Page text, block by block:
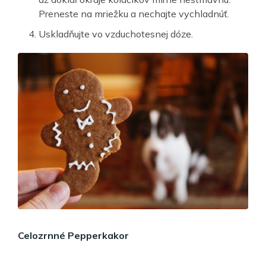
Preneste na mriežku a nechajte vychladnúť.
Uskladňujte vo vzduchotesnej dóze.
Celozrnné Pepperkakor